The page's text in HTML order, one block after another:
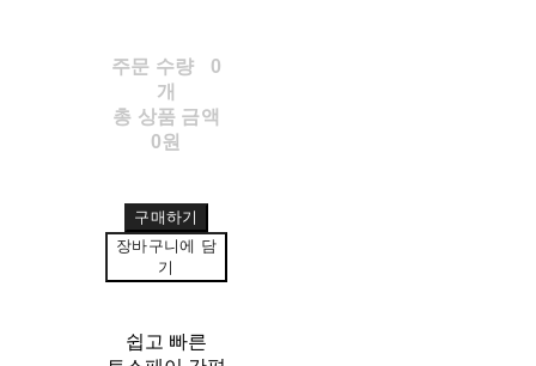
주문 수량
0
개
총 상품 금액
0원
구매하기
장바구니에 담
기
쉽고 빠른